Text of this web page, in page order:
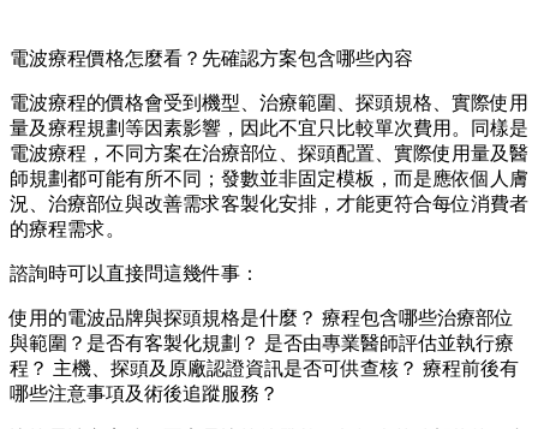
電波療程價格怎麼看？先確認方案包含哪些內容
電波療程的價格會受到機型、治療範圍、探頭規格、實際使用
量及療程規劃等因素影響，因此不宜只比較單次費用。同樣是
電波療程，不同方案在治療部位、探頭配置、實際使用量及醫
師規劃都可能有所不同；發數並非固定模板，而是應依個人膚
況、治療部位與改善需求客製化安排，才能更符合每位消費者
的療程需求。
諮詢時可以直接問這幾件事：
使用的電波品牌與探頭規格是什麼？ 療程包含哪些治療部位
與範圍？是否有客製化規劃？ 是否由專業醫師評估並執行療
程？ 主機、探頭及原廠認證資訊是否可供查核？ 療程前後有
哪些注意事項及術後追蹤服務？